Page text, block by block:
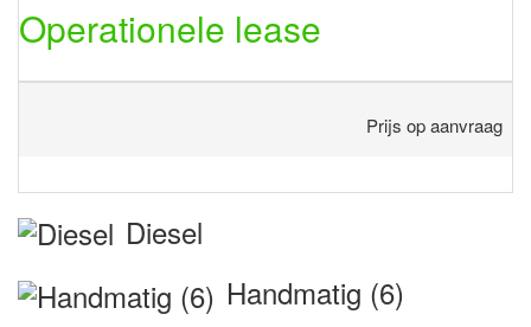
Operationele lease
Prijs op aanvraag
Diesel
Handmatig (6)